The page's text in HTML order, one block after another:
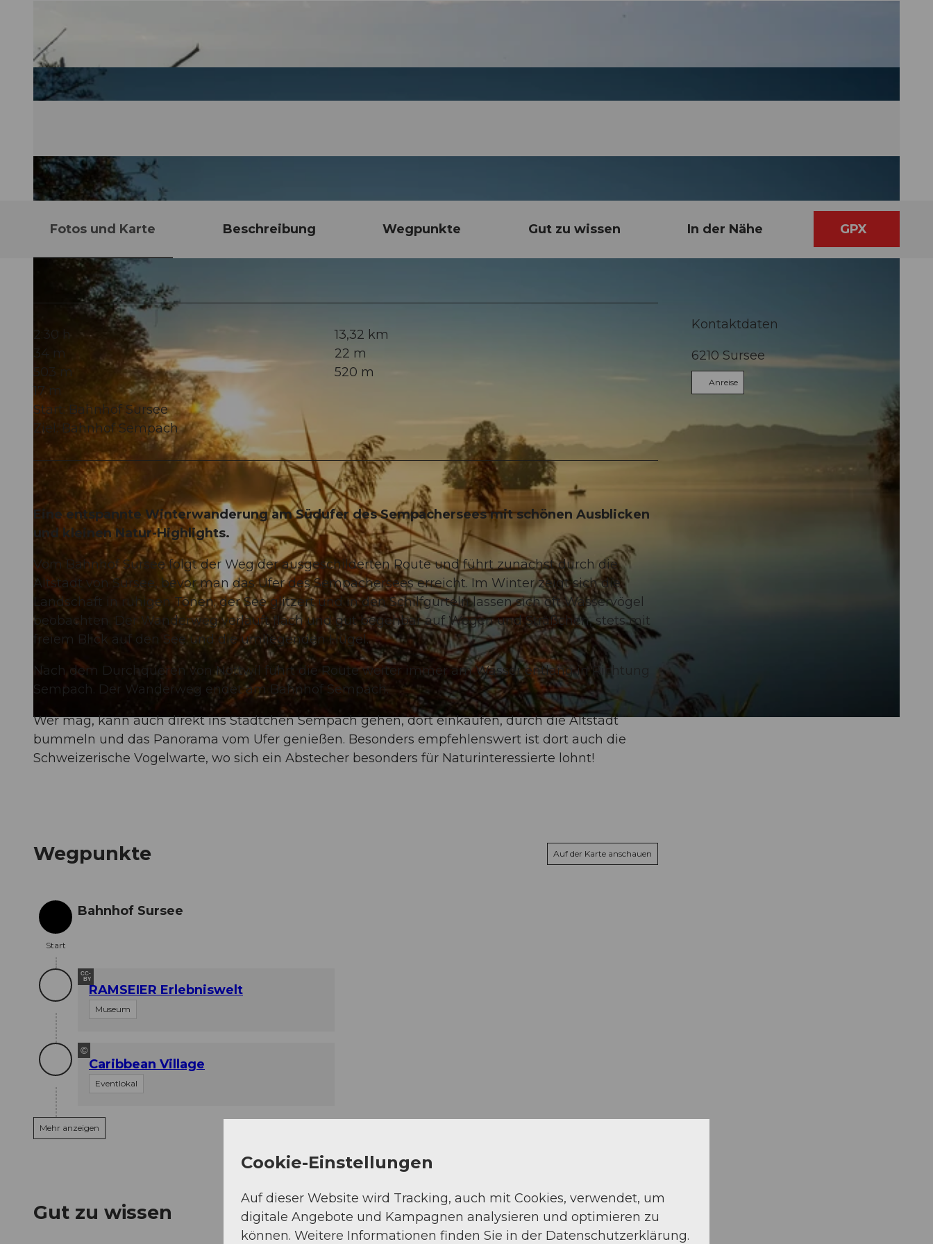
© Franz Roos, @franzroos_fotomacher / unsplash.com
Fotos und Karte Beschreibung Wegpunkte Gut zu wissen In der Nähe GPX
2:30 h
13,32 km
34 m
22 m
503 m
520 m
17 m
Start: Bahnhof Sursee
Ziel: Bahnhof Sempach
Eine entspannte Winterwanderung am Südufer des Sempachersees mit schönen Ausblicken
und kleinen Natur-Highlights.
Vom Bahnhof Sursee folgt der Weg der ausgeschilderten Route und führt zunächst durch die
Altstadt von Sursee, bevor man das Ufer des Sempachersees erreicht. Im Winter zeigt sich die
Landschaft in ruhigen Tönen; der See glitzert und in den Schilfgürteln lassen sich oft Wasservögel
beobachten. Der Wanderweg verläuft flach und gut begehbar auf Wegen und Sträßchen, stets mit
freiem Blick auf den See und die umliegenden Hügel.
Nach dem Durchqueren von Nottwil führt die Route weiter immer am Wasser entlang in Richtung
Sempach. Der Wanderweg endet am Bahnhof Sempach.
Wer mag, kann auch direkt ins Städtchen Sempach gehen, dort einkaufen, durch die Altstadt
bummeln und das Panorama vom Ufer genießen. Besonders empfehlenswert ist dort auch die
Schweizerische Vogelwarte, wo sich ein Abstecher besonders für Naturinteressierte lohnt!
Wegpunkte Auf der Karte anschauen
Start
Start
Bahnhof Sursee
CC-
BY
RAMSEIER Erlebniswelt
Museum
©
Caribbean Village
Eventlokal
Mehr anzeigen
Gut zu wissen
Kontaktdaten
6210Sursee
Anreise
Cookie-Einstellungen
Auf dieser Website wird Tracking, auch mit Cookies, verwendet, um
digitale Angebote und Kampagnen analysieren und optimieren zu
können. Weitere Informationen finden Sie in der Datenschutzerklärung.